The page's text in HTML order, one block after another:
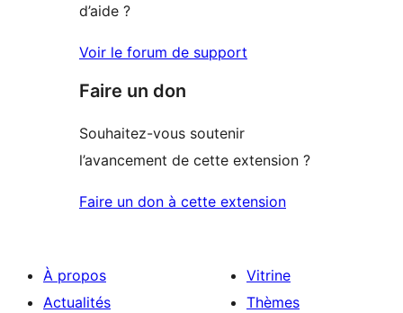
d’aide ?
Voir le forum de support
Faire un don
Souhaitez-vous soutenir
l’avancement de cette extension ?
Faire un don à cette extension
À propos
Actualités
Vitrine
Thèmes